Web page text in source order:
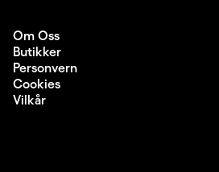
Om Oss
Butikker
Personvern
Cookies
Vilkår